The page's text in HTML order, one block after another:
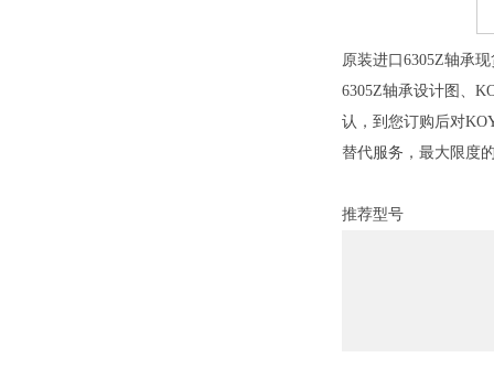
原装进口6305Z轴承
6305Z轴承设计图、
认，到您订购后对
替代服务，最大限度
推荐型号